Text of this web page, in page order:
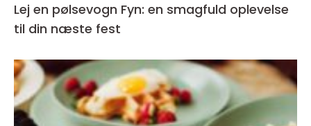
Lej en pølsevogn Fyn: en smagfuld oplevelse
til din næste fest